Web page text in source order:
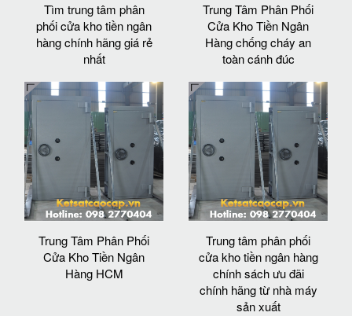
Tìm trung tâm phân
phối cửa kho tiền ngân
hàng chính hãng giá rẻ
nhất
Trung Tâm Phân Phối
Cửa Kho Tiền Ngân
Hàng chống cháy an
toàn cánh đúc
Trung Tâm Phân Phối
Cửa Kho Tiền Ngân
Hàng HCM
Trung tâm phân phối
cửa kho tiền ngân hàng
chính sách ưu đãi
chính hãng từ nhà máy
sản xuất